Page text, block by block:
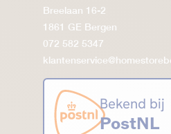
Breelaan 16-2
1861 GE Bergen
072 582 5347